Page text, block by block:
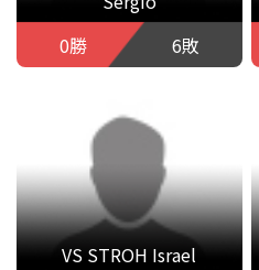
0勝
6敗
VS STROH Israel